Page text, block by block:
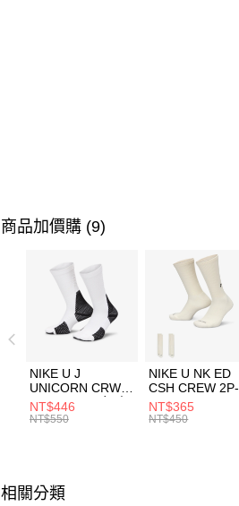
商品加價購 (9)
NIKE U J
UNICORN CRW
1PR -160 男女 中
統襪 FZ3393100
NT$446
NT$550
NIKE U NK ED
CSH CREW 2P-
144 EMBRDY 男
女 短統襪
NT$365
NT$450
相關分類